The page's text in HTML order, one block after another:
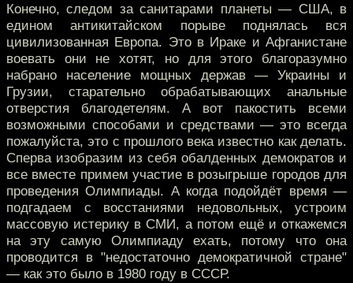
Конечно, следом за санитарами планеты — США, в
едином антикитайском порыве поднялась вся
цивилизованная Европа. Это в Ираке и Афганистане
воевать они не хотят, но для этого благоразумно
набрано население мощных держав — Украины и
Грузии, старательно обрабатывающих анальные
отверстия благодетелям. А вот пакостить всеми
возможными способами и средствами — это всегда
пожалуйста, это с прошлого века известно как делать.
Сперва изобразим из себя обалденных демократов и
все вместе примем участие в розыгрыше городов для
проведения Олимпиады. А когда подойдёт время —
подгадаем с восстаниями недовольных, устроим
массовую истерику в СМИ, а потом ещё и откажемся
на эту самую Олимпиаду ехать, потому что она
проводится в "недостаточно демократичной стране"
— как это было в 1980 году в СССР.